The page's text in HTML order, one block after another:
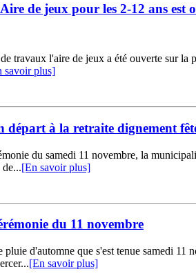
de jeux pour les 2-12 ans est
travaux l'aire de jeux a été ouverte sur
savoir plus]
départ à la retraite dignement
du samedi 11 novembre, la
de...[En savoir plus]
du 11 novembre
pluie d'automne que s'est tenue samedi
[En savoir plus]